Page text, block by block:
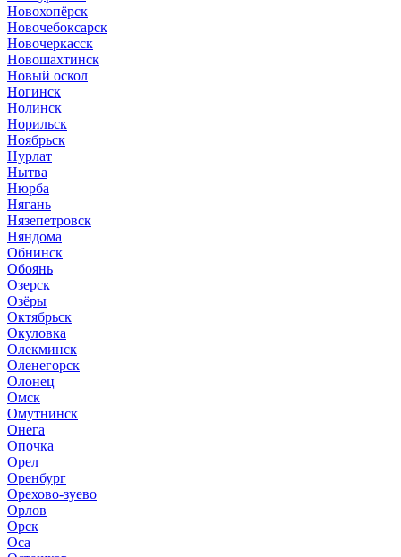
Новохопёрск
Новочебоксарск
Новочеркасск
Новошахтинск
Новый оскол
Ногинск
Нолинск
Норильск
Ноябрьск
Нурлат
Нытва
Нюрба
Нягань
Нязепетровск
Няндома
Обнинск
Обоянь
Озерск
Озёры
Октябрьск
Окуловка
Олекминск
Оленегорск
Олонец
Омск
Омутнинск
Онега
Опочка
Орел
Оренбург
Орехово-зуево
Орлов
Орск
Оса